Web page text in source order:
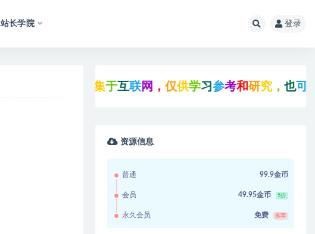
站长学院 登录
互联网，仅 供 学习参考 和研究，也可 能存
资源信息
普通 99.9金币
会员 49.95金币 5折
永久会员 免费 推荐